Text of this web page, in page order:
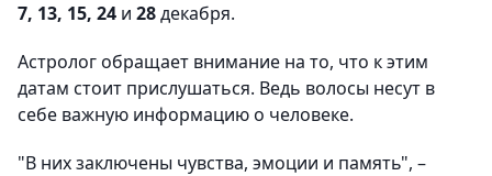
7, 13, 15, 24 и 28декабря.
Астролог обращает внимание на то, что к этим
датам стоит прислушаться. Ведь волосы несут в
себе важную информацию о человеке.
"В них заключены чувства, эмоции и память", –